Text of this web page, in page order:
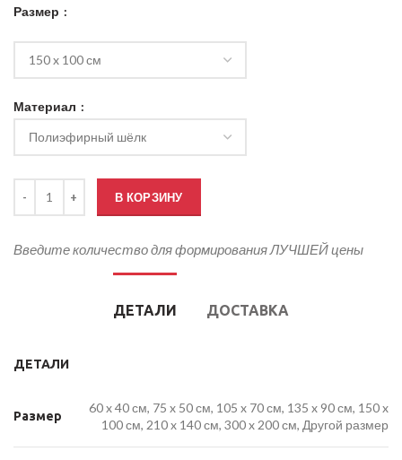
Размер
Материал
В КОРЗИНУ
Введите количество для формирования ЛУЧШЕЙ цены
ДЕТАЛИ ДОСТАВКА
ДЕТАЛИ
Размер
60 x 40 см, 75 x 50 см, 105 x 70 см, 135 x 90 см, 150 x
100 см, 210 x 140 см, 300 x 200 см, Другой размер